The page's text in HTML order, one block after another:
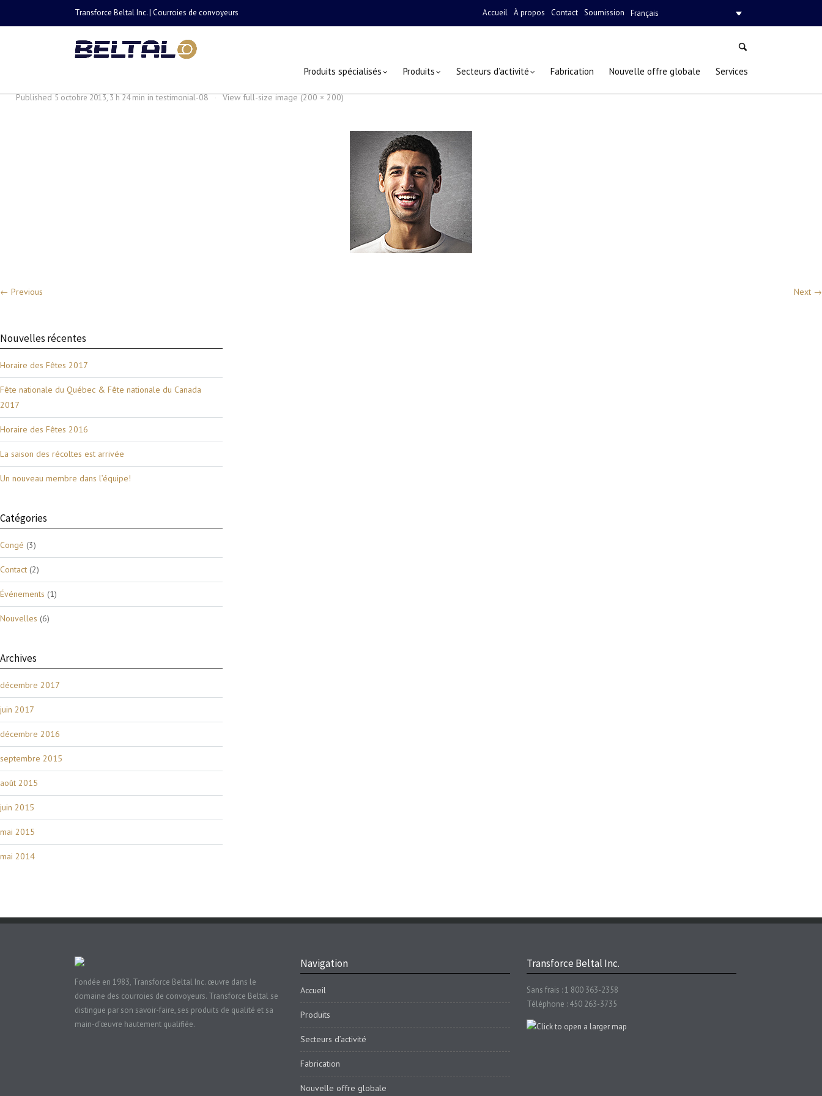
Transforce Beltal Inc. | Courroies de convoyeurs Accueil À propos Contact Soumission Français
Produits spécialisés Produits Secteurs d’activité Fabrication Nouvelle offre globale Services
Published5 octobre 2013, 3 h 24 minintestimonial-08 · View full-size image (200 × 200)
← Previous Next →
Nouvelles récentes
Horaire des Fêtes 2017
Fête nationale du Québec & Fête nationale du Canada
2017
Horaire des Fêtes 2016
La saison des récoltes est arrivée
Un nouveau membre dans l’équipe!
Catégories
Congé (3)
Contact (2)
Événements (1)
Nouvelles (6)
Archives
décembre 2017
juin 2017
décembre 2016
septembre 2015
août 2015
juin 2015
mai 2015
mai 2014
Fondée en 1983, Transforce Beltal Inc. œuvre dans le
domaine des courroies de convoyeurs. Transforce Beltal se
distingue par son savoir-faire, ses produits de qualité et sa
main-d’œuvre hautement qualifiée.
Navigation
Accueil
Produits
Secteurs d’activité
Fabrication
Nouvelle offre globale
Transforce Beltal Inc.
Sans frais : 1 800 363-2358
Téléphone : 450 263-3735